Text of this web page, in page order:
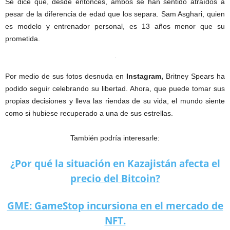
pesar de la diferencia de edad que los separa. Sam Asghari, quien
es modelo y entrenador personal, es 13 años menor que su
prometida.
Por medio de sus fotos desnuda en Instagram, Britney Spears ha
podido seguir celebrando su libertad. Ahora, que puede tomar sus
propias decisiones y lleva las riendas de su vida, el mundo siente
como si hubiese recuperado a una de sus estrellas.
También podría interesarle:
¿Por qué la situación en Kazajistán afecta el
precio del Bitcoin?
GME: GameStop incursiona en el mercado de
NFT.